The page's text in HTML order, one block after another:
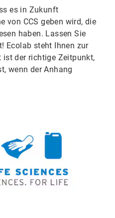
es in Zukunft
von CCS geben wird, die
haben. Lassen Sie
Ecolab steht Ihnen zur
ist der richtige Zeitpunkt,
wenn der Anhang